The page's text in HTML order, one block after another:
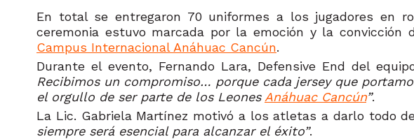
En total se entregaron 70 uniformes a los jugadores en
ceremonia estuvo marcada por la emoción y la
Campus Internacional Anáhuac Cancún.
Durante el evento, Fernando Lara, Defensive End del
Recibimos un compromiso… porque cada jersey que
el orgullo de ser parte de los Leones Anáhuac Cancún”.
La Lic. Gabriela Martínez motivó a los atletas a darlo todo
siempre será esencial para alcanzar el éxito”.